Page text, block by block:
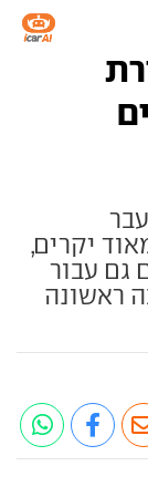
יקרים,
גם עבור
ראשונה